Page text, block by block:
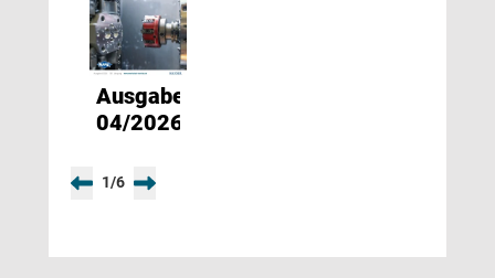
Ausgabe
04/2026
1/6